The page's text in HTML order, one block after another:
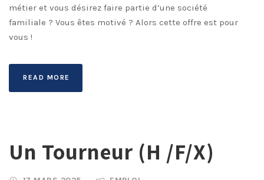
métier et vous désirez faire partie d’une société
familiale ? Vous êtes motivé ? Alors cette offre est pour
vous !
READ MORE
Un Tourneur (H /F/X)